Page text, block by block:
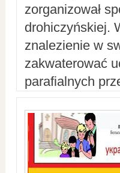
zorganizował
drohiczyńskiej.
znalezienie w
zakwaterować
parafialnych